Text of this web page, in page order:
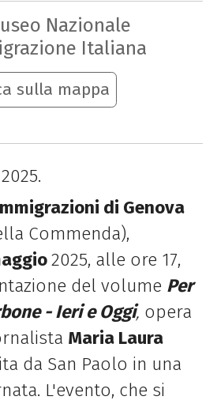
Nazionale
Italiana
sulla mappa
di Genova
Commenda),
2025, alle ore 17,
del volume Per
- Ieri e Oggi, opera
Maria Laura
da San Paolo in una
L'evento, che si